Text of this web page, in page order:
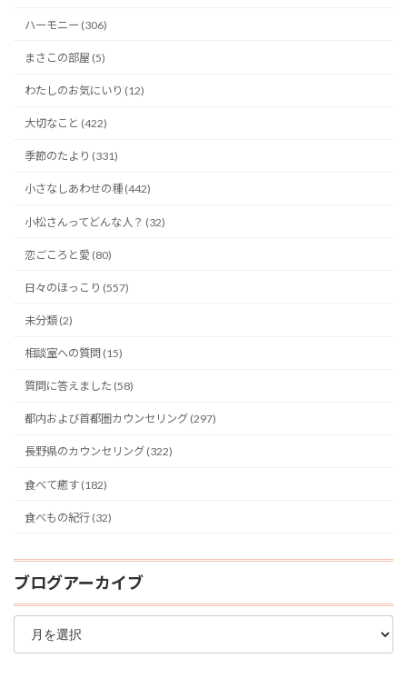
ハーモニー (306)
まさこの部屋 (5)
わたしのお気にいり (12)
大切なこと (422)
季節のたより (331)
小さなしあわせの種 (442)
小松さんってどんな人？ (32)
恋ごころと愛 (80)
日々のほっこり (557)
未分類 (2)
相談室への質問 (15)
質問に答えました (58)
都内および首都圏カウンセリング (297)
長野県のカウンセリング (322)
食べて癒す (182)
食べもの紀行 (32)
ブログアーカイブ
ブ
グ